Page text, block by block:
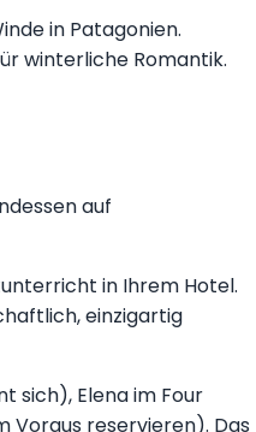
in Patagonien.
winterliche Romantik.
auf
in Ihrem Hotel.
einzigartig
sich), Elena im Four
Voraus reservieren). Das